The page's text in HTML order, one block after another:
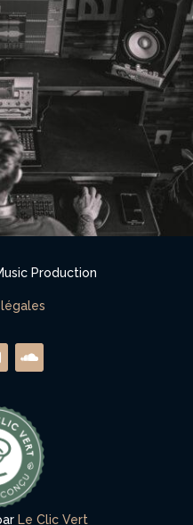
Production
Le Clic Vert